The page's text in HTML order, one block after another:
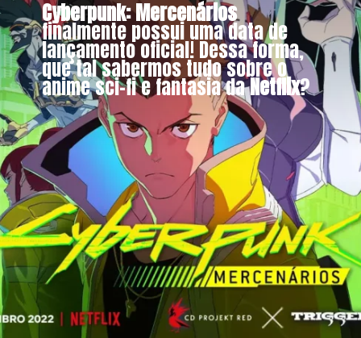
Cyberpunk: Mercenários
finalmente possui uma data de
lançamento oficial! Dessa forma,
que tal sabermos tudo sobre o
anime sci-fi e fantasia daNetflix?